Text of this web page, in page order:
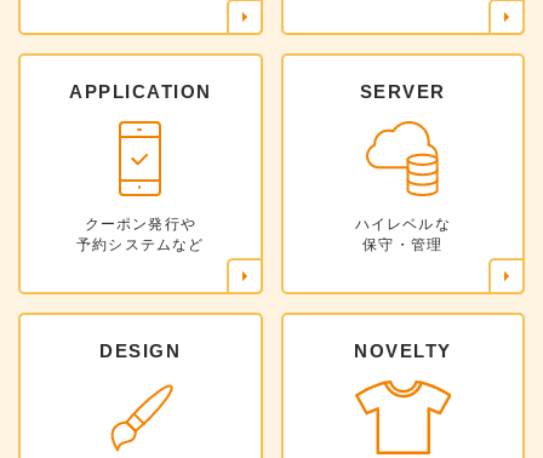
APPLICATION
クーポン発行や
予約システムなど
SERVER
ハイレベルな
保守・管理
DESIGN NOVELTY